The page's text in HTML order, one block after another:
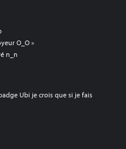
O_O »
n_n
Ubi je crois que si je fais